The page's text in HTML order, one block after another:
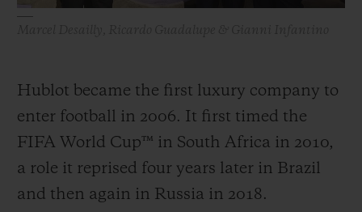
Hublot became the first luxury company to
enter football in 2006. It first timed the
FIFA World Cup™ in South Africa in 2010,
a role it reprised four years later in Brazil
and then again in Russia in 2018.